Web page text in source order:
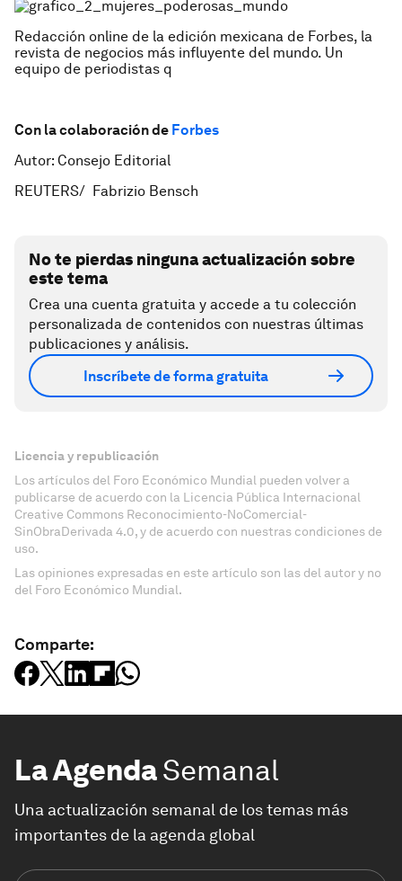
Redacción online de la edición mexicana de Forbes, la
revista de negocios más influyente del mundo. Un
equipo de periodistas q
Con la colaboración de Forbes
Autor: Consejo Editorial
REUTERS/ Fabrizio Bensch
No te pierdas ninguna actualización sobre
este tema
Crea una cuenta gratuita y accede a tu colección
personalizada de contenidos con nuestras últimas
publicaciones y análisis.
Inscríbete de forma gratuita
Licencia y republicación
Los artículos del Foro Económico Mundial pueden volver a
publicarse de acuerdo con la Licencia Pública Internacional
Creative Commons Reconocimiento-NoComercial-
SinObraDerivada 4.0, y de acuerdo con nuestras condiciones de
uso.
Las opiniones expresadas en este artículo son las del autor y no
del Foro Económico Mundial.
Comparte:
La AgendaSemanal
Una actualización semanal de los temas más
importantes de la agenda global